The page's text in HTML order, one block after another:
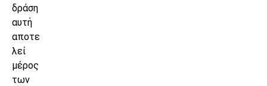
δράση
αυτή
αποτε
λεί
μέρος
των